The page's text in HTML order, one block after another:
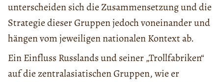
unterscheiden sich die Zusammensetzung und die
Strategie dieser Gruppen jedoch voneinander und
hängen vom jeweiligen nationalen Kontext ab.
Ein Einfluss Russlands und seiner „Trollfabriken“
auf die zentralasiatischen Gruppen, wie er